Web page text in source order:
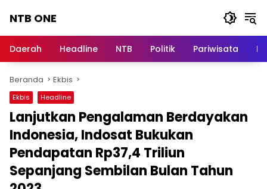
NTB ONE
dan
Berita
Lombok
Daerah Headline NTB Politik Pariwisata
Beranda Ekbis
Ekbis Headline
Lanjutkan Pengalaman Berdayakan
Indonesia, Indosat Bukukan
Pendapatan Rp37,4 Triliun
Sepanjang Sembilan Bulan Tahun